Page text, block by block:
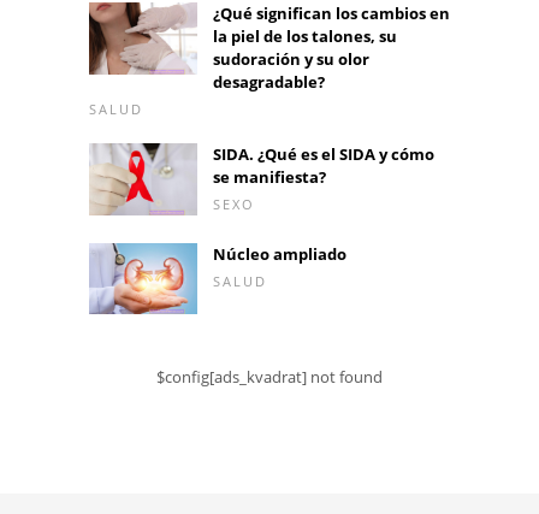
¿Qué significan los cambios en
la piel de los talones, su
sudoración y su olor
desagradable?
SALUD
SIDA. ¿Qué es el SIDA y cómo
se manifiesta?
SEXO
Núcleo ampliado
SALUD
$config[ads_kvadrat] not found